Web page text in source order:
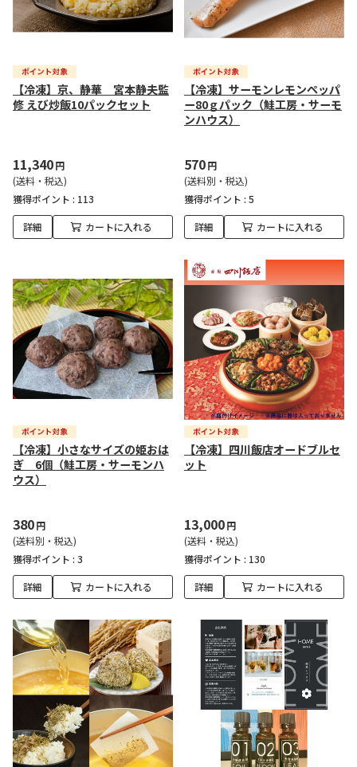
【冷凍】京、静華 宮本静夫監
修 えび炒飯10パックセット
11,340円
(送料・税込)
獲得ポイント : 113
詳細 カートに入れる
【冷凍】サーモンレモンペッパ
ー80ｇパック（鮭工房・サーモ
ンハウス）
570円
(送料別・税込)
獲得ポイント : 5
詳細 カートに入れる
【冷凍】小さなサイズの姫おは
ぎ 6個（鮭工房・サーモンハ
ウス）
380円
(送料別・税込)
獲得ポイント : 3
詳細 カートに入れる
【冷凍】四川飯店オードブルセ
ット
13,000円
(送料・税込)
獲得ポイント : 130
詳細 カートに入れる